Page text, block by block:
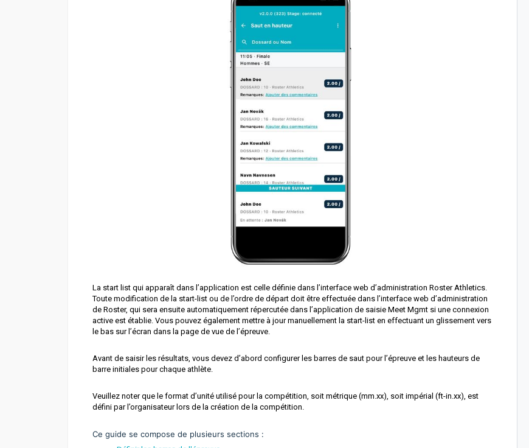
La start list qui apparaît dans l’application est celle définie dans l’interface web d’administration Roster Athletics.
Toute modification de la start-list ou de l’ordre de départ doit être effectuée dans l’interface web d’administration
de Roster, qui sera ensuite automatiquement répercutée dans l’application de saisie Meet Mgmt si une connexion
active est établie. Vous pouvez également mettre à jour manuellement la start-list en effectuant un glissement vers
le bas sur l’écran dans la page de vue de l’épreuve.
Avant de saisir les résultats, vous devez d’abord configurer les barres de saut pour l’épreuve et les hauteurs de
barre initiales pour chaque athlète.
Veuillez noter que le format d’unité utilisé pour la compétition, soit métrique (mm.xx), soit impérial (ft-in.xx), est
défini par l’organisateur lors de la création de la compétition.
Ce guide se compose de plusieurs sections :